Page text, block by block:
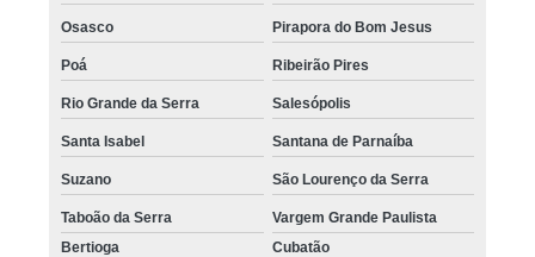
Osasco Pirapora do Bom Jesus
Poá Ribeirão Pires
Rio Grande da Serra Salesópolis
Santa Isabel Santana de Parnaíba
Suzano São Lourenço da Serra
Taboão da Serra
Vargem Grande Paulista
Bertioga
Cubatão